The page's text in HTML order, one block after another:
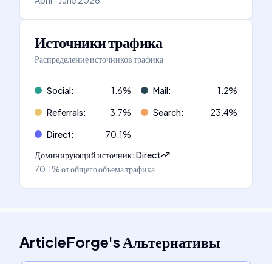
Источники трафика
Распределение источников трафика
Social: 1.6% Mail: 1.2%
Referrals: 3.7% Search: 23.4%
Direct: 70.1%
Доминирующий источник:Direct
70.1%от общего объема трафика
ArticleForge'sАльтернативы